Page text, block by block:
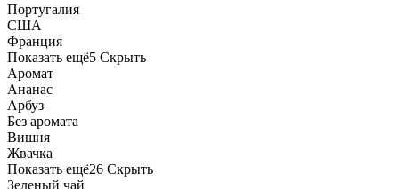
Португалия
США
Франция
Показать ещё5 Скрыть
Аромат
Ананас
Арбуз
Без аромата
Вишня
Жвачка
Показать ещё26 Скрыть
Зеленый чай